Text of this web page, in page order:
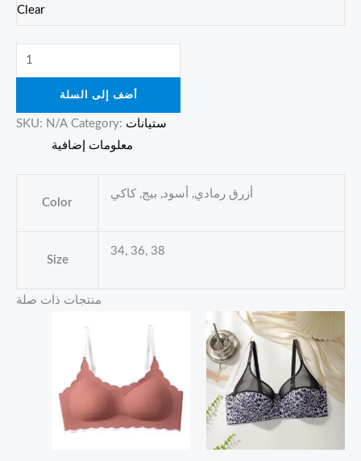
Clear
أضف إلى السلة
SKU: N/A Category: ستيانات
معلومات إضافية
Color
أزرق رمادي, أسود, بيج, كاكي
Size
34, 36, 38
منتجات ذات صلة